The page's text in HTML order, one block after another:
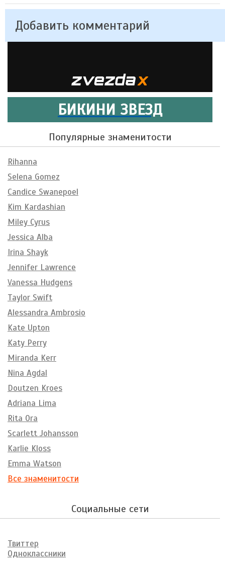
Добавить комментарий
БИКИНИ ЗВЕЗД
Популярные знаменитости
Rihanna
Selena Gomez
Candice Swanepoel
Kim Kardashian
Miley Cyrus
Jessica Alba
Irina Shayk
Jennifer Lawrence
Vanessa Hudgens
Taylor Swift
Alessandra Ambrosio
Kate Upton
Katy Perry
Miranda Kerr
Nina Agdal
Doutzen Kroes
Adriana Lima
Rita Ora
Scarlett Johansson
Karlie Kloss
Emma Watson
Все знаменитости
Социальные сети
Твиттер
Одноклассники